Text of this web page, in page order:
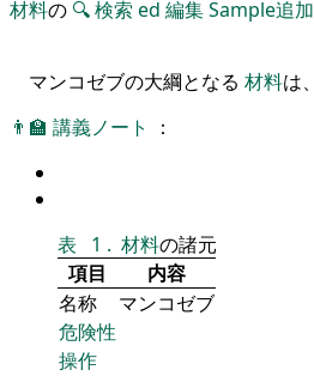
材料の 🔍検索 ed 編集Sample追加
マンコゼブの大綱となる 材料は、
👨‍🏫 講義ノート ：
表 1 . 材料の諸元
項目
内容
名称
マンコゼブ
危険性
操作